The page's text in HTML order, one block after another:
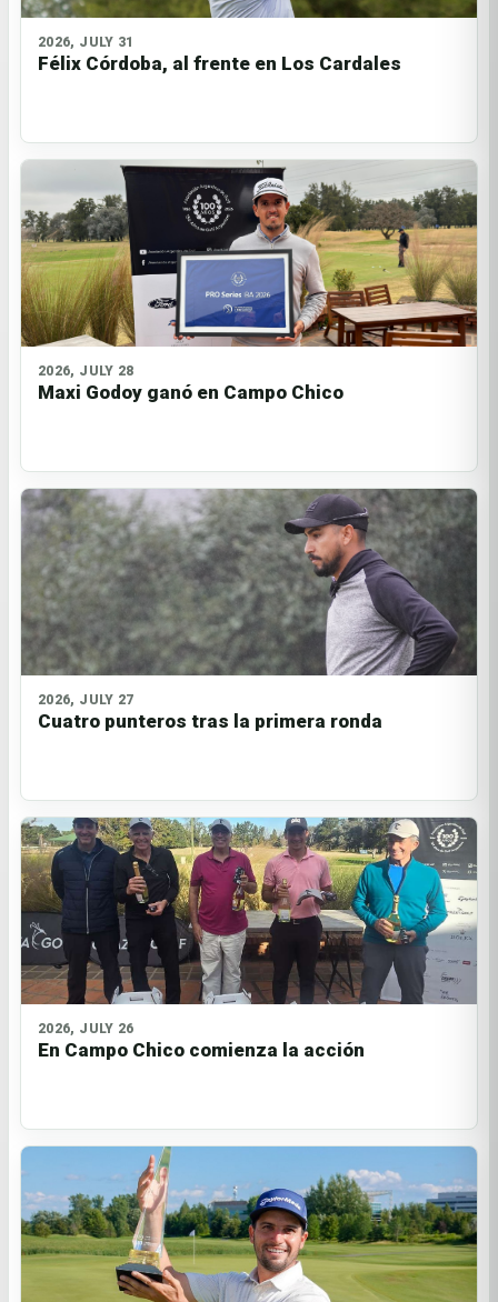
2026, JULY 31
Félix Córdoba, al frente en Los Cardales
2026, JULY 28
Maxi Godoy ganó en Campo Chico
2026, JULY 27
Cuatro punteros tras la primera ronda
2026, JULY 26
En Campo Chico comienza la acción